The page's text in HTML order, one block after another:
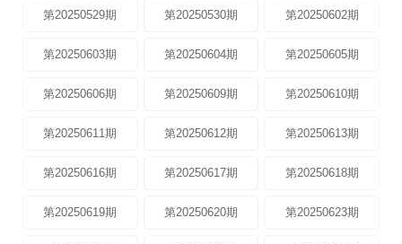
第20250529期 第20250530期 第20250602期
第20250603期 第20250604期 第20250605期
第20250606期 第20250609期 第20250610期
第20250611期 第20250612期 第20250613期
第20250616期 第20250617期 第20250618期
第20250619期 第20250620期 第20250623期